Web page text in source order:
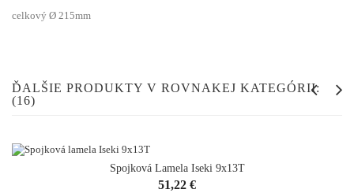
celkový Ø 215mm
ĎALŠIE PRODUKTY V ROVNAKEJ KATEGÓRII:
(16)
Spojková Lamela Iseki 9x13T
Cena
51,22 €